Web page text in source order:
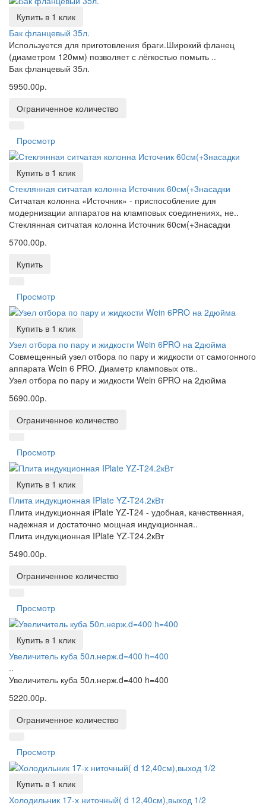
Купить в 1 клик
Бак фланцевый 35л.
Используется для приготовления браги.Широкий фланец
(диаметром 120мм) позволяет с лёгкостью помыть ..
Бак фланцевый 35л.
5950.00р.
Ограниченное количество
Просмотр
Купить в 1 клик
Стеклянная ситчатая колонна Источник 60см(+3насадки
Ситчатая колонна «Источник» - приспособление для
модернизации аппаратов на кламповых соединениях, не..
Стеклянная ситчатая колонна Источник 60см(+3насадки
5700.00р.
Купить
Просмотр
Купить в 1 клик
Узел отбора по пару и жидкости Wein 6PRO на 2дюйма
Совмещенный узел отбора по пару и жидкости от самогонного
аппарата Wein 6 PRO. Диаметр кламповых отв..
Узел отбора по пару и жидкости Wein 6PRO на 2дюйма
5690.00р.
Ограниченное количество
Просмотр
Купить в 1 клик
Плита индукционная IPlate YZ-T24.2кВт
Плита индукционная iPlate YZ-T24 - удобная, качественная,
надежная и достаточно мощная индукционная..
Плита индукционная IPlate YZ-T24.2кВт
5490.00р.
Ограниченное количество
Просмотр
Купить в 1 клик
Увеличитель куба 50л.нерж.d=400 h=400
..
Увеличитель куба 50л.нерж.d=400 h=400
5220.00р.
Ограниченное количество
Просмотр
Купить в 1 клик
Холодильник 17-х ниточный( d 12,40см),выход 1/2